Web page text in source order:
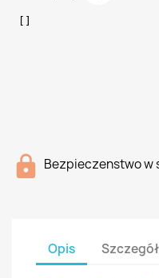
Bezpieczenstwo w
Opis